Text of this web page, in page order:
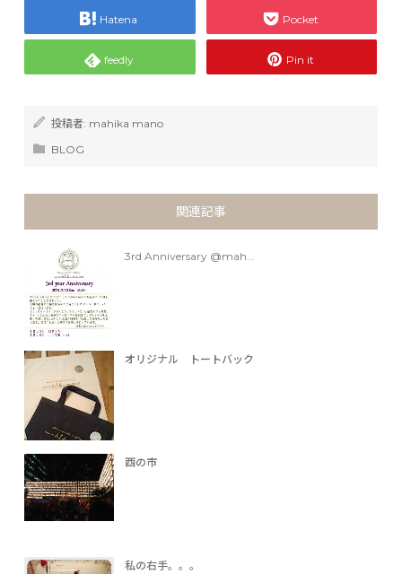
Hatena Pocket
feedly Pin it
投稿者: mahika mano
BLOG
関連記事
3rd Anniversary @mah...
オリジナル トートバック
酉の市
私の右手。。。